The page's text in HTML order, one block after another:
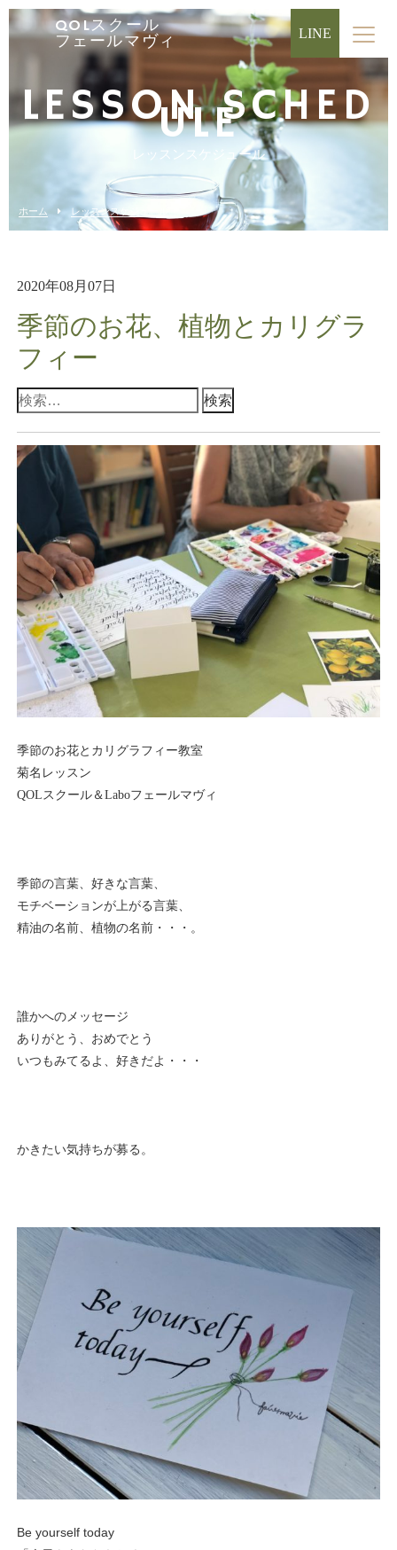
QOLスクール
フェールマヴィ
LINE
LESSON SCHED
ULE
レッスンスケジュール
ホーム レッスンスケジュール
2020年08月07日
季節のお花、植物とカリグラ
フィー
検
季節のお花とカリグラフィー教室
菊名レッスン
QOLスクール＆Laboフェールマヴィ
季節の言葉、好きな言葉、
モチベーションが上がる言葉、
精油の名前、植物の名前・・・。
誰かへのメッセージ
ありがとう、おめでとう
いつもみてるよ、好きだよ・・・
かきたい気持ちが募る。
Be yourself today